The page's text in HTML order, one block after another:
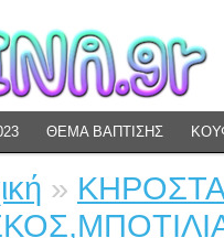
ΘΕΜΑ ΒΑΠΤΙΣΗΣ
»